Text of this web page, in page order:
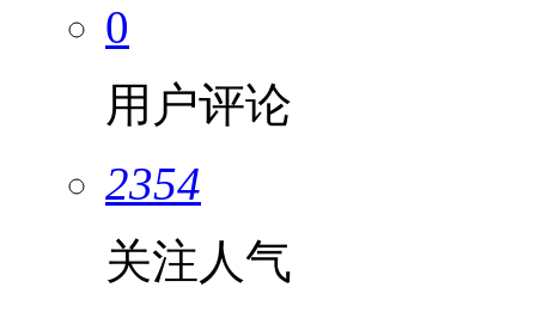
0
用户评论
2354
关注人气